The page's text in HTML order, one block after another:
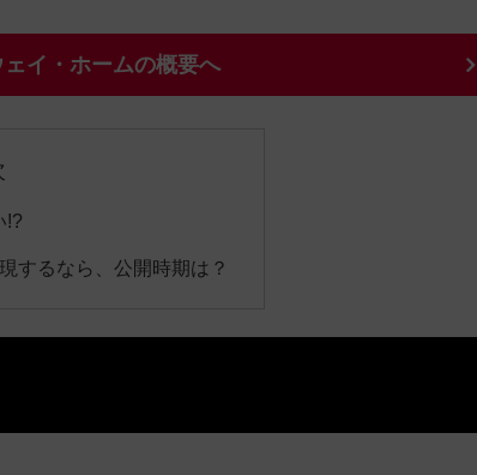
イ・ホームの概要へ
!?
するなら、公開時期は？